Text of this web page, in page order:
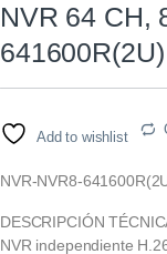
NVR 64 CH,
641600R(2U)
Add to wishlist
NVR-NVR8-
DESCRIPCIÓN
NVR independiente